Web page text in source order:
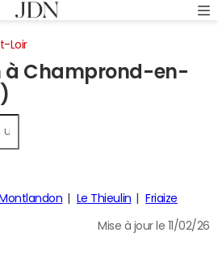
Loir
à Champrond-en-
Montlandon Le Thieulin Friaize
Mise à jour le 11/02/26